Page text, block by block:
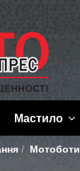
Мастило
Мотоботи